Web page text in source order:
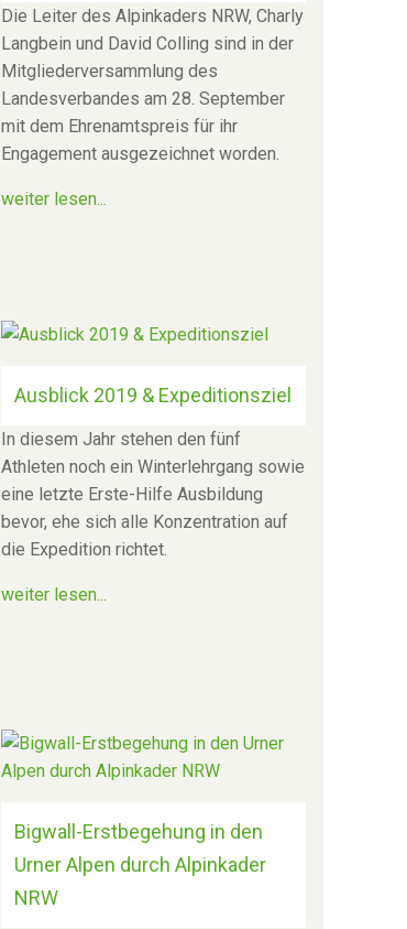
Die Leiter des Alpinkaders NRW, Charly
Langbein und David Colling sind in der
Mitgliederversammlung des
Landesverbandes am 28. September
mit dem Ehrenamtspreis für ihr
Engagement ausgezeichnet worden.
weiter lesen...
Ausblick 2019 & Expeditionsziel
In diesem Jahr stehen den fünf
Athleten noch ein Winterlehrgang sowie
eine letzte Erste-Hilfe Ausbildung
bevor, ehe sich alle Konzentration auf
die Expedition richtet.
weiter lesen...
Bigwall-Erstbegehung in den
Urner Alpen durch Alpinkader
NRW